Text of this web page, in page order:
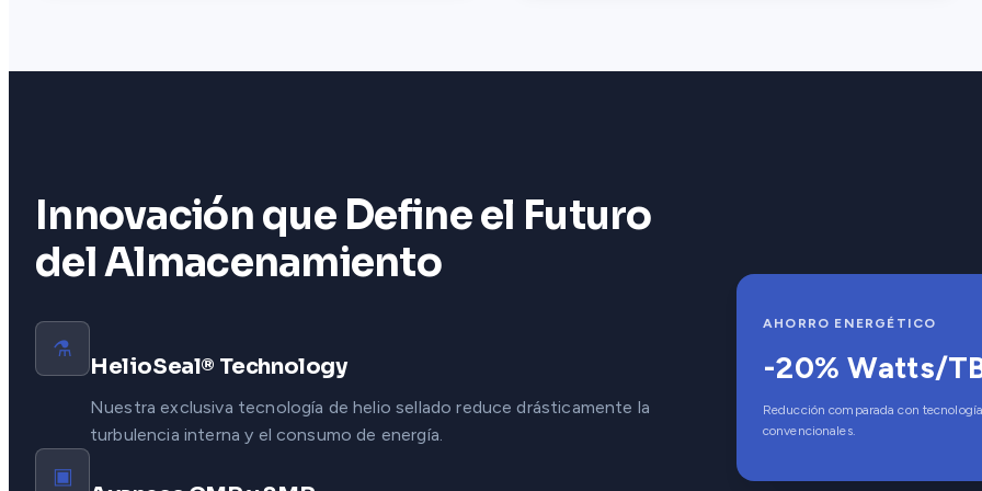
Innovación que Define el Futuro
del Almacenamiento
⚗
HelioSeal® Technology
Nuestra exclusiva tecnología de helio sellado reduce drásticamente la
turbulencia interna y el consumo de energía.
▣
AHORRO ENERGÉTICO
-20% Watts/
Reducción comparada con
convencionales.